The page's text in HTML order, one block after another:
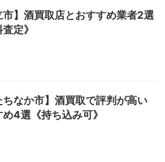
市】酒買取店とおすすめ業者2選
査定》
ちなか市】酒買取で評判が高い
4選《持ち込み可》